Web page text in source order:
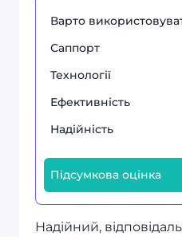
Варто
Саппорт
Технології
Ефективність
Надійність
Підсумкова оцінка
Надійний,